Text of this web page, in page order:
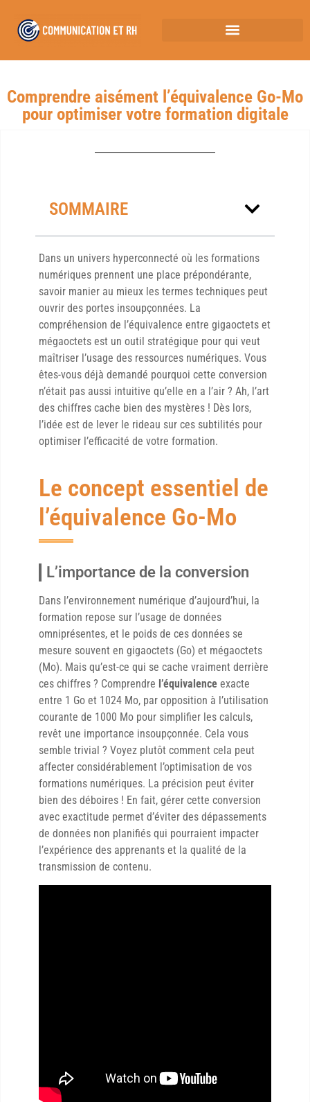
Comprendre aisément l’équivalence Go-Mo
pour optimiser votre formation digitale
SOMMAIRE
Dans un univers hyperconnecté où les formations
numériques prennent une place prépondérante,
savoir manier au mieux les termes techniques peut
ouvrir des portes insoupçonnées. La
compréhension de l’équivalence entre gigaoctets et
mégaoctets est un outil stratégique pour qui veut
maîtriser l’usage des ressources numériques. Vous
êtes-vous déjà demandé pourquoi cette conversion
n’était pas aussi intuitive qu’elle en a l’air ? Ah, l’art
des chiffres cache bien des mystères ! Dès lors,
l’idée est de lever le rideau sur ces subtilités pour
optimiser l’efficacité de votre formation.
Le concept essentiel de
l’équivalence Go-Mo
L’importance de la conversion
Dans l’environnement numérique d’aujourd’hui, la
formation repose sur l’usage de données
omniprésentes, et le poids de ces données se
mesure souvent en gigaoctets (Go) et mégaoctets
(Mo). Mais qu’est-ce qui se cache vraiment derrière
ces chiffres ? Comprendre l’équivalence exacte
entre 1 Go et 1024 Mo, par opposition à l’utilisation
courante de 1000 Mo pour simplifier les calculs,
revêt une importance insoupçonnée. Cela vous
semble trivial ? Voyez plutôt comment cela peut
affecter considérablement l’optimisation de vos
formations numériques. La précision peut éviter
bien des déboires ! En fait, gérer cette conversion
avec exactitude permet d’éviter des dépassements
de données non planifiés qui pourraient impacter
l’expérience des apprenants et la qualité de la
transmission de contenu.